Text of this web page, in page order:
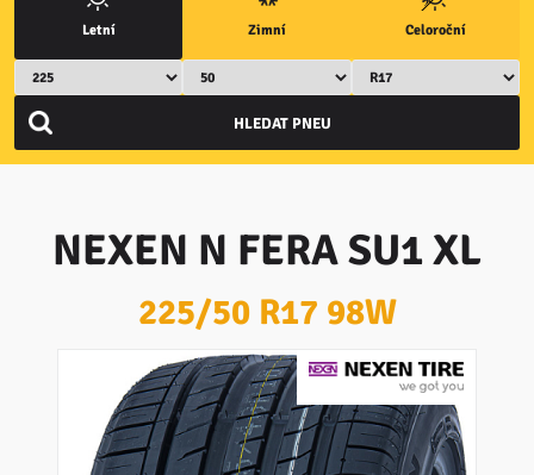
Letní Zimní Celoroční
NEXEN N FERA SU1 XL
225/50 R17 98W